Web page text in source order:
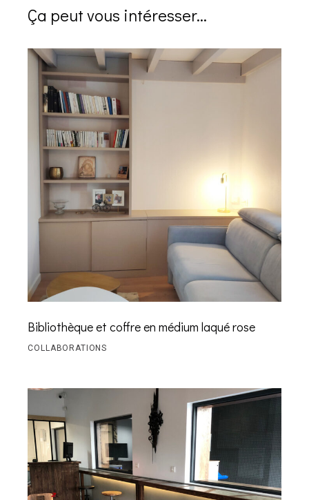
Ça peut vous intéresser...
Bibliothèque et coffre en médium laqué rose
COLLABORATIONS